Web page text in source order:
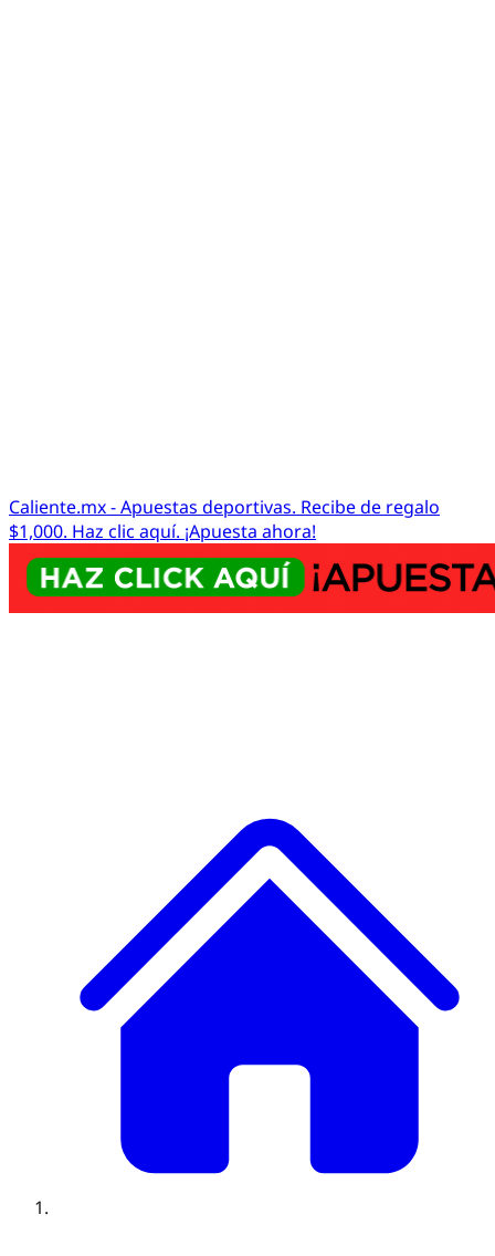
Caliente.mx - Apuestas deportivas. Recibe de regalo
$1,000. Haz clic aquí. ¡Apuesta ahora!